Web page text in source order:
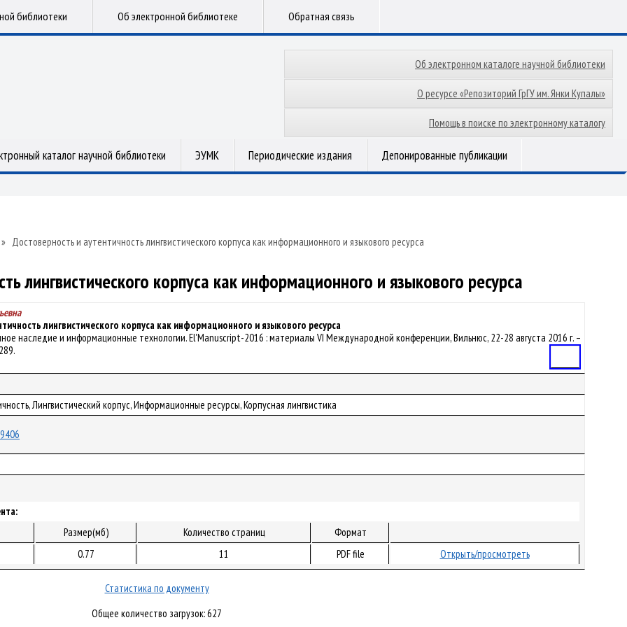
библиотеки Об электронной библиотеке Обратная связь
Об электронном каталоге научной библиотеки
О ресурсе «Репозиторий ГрГУ им. Янки Купалы»
Помощь в поиске по электронному каталогу
каталог научной библиотеки ЭУМК Периодические издания Депонированные публикации
» Достоверность и аутентичность лингвистического корпуса как информационного и языкового ресурса
лингвистического корпуса как информационного и языкового ресурса
лингвистического корпуса как информационного и языкового ресурса
наследие и информационные технологии. El'Manuscript-2016 : материалы VI Международной конференции, Вильнюс, 22-28 августа 2016 г. –
Лингвистический корпус, Информационные ресурсы, Корпусная лингвистика
Размер(мб)
Количество страниц
Формат
0.77
11 PDF file Открыть/просмотреть
Статистика по документу
Общее количество загрузок: 627